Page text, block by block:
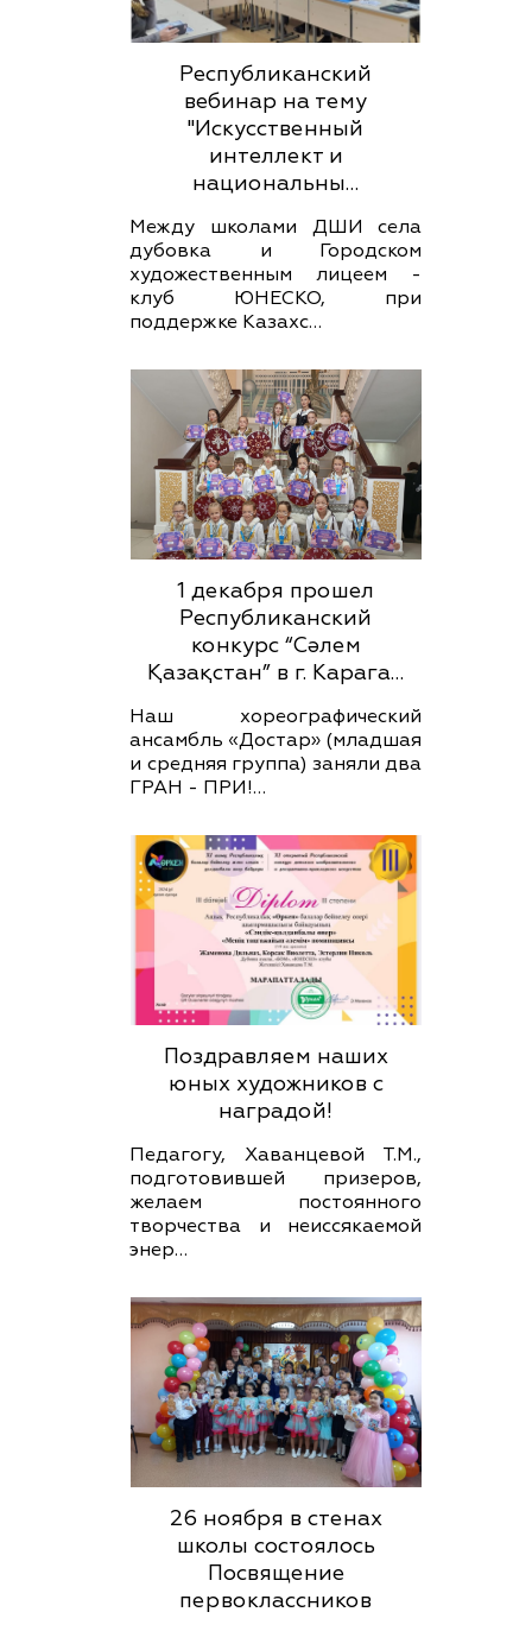
Республиканский
вебинар на тему
"Искусственный
интеллект и
национальны…
Между школами ДШИ села
дубовка и Городском
художественным лицеем -
клуб ЮНЕСКО, при
поддержке Казахс…
1 декабря прошел
Республиканский
конкурс “Сәлем
Қазақстан” в г. Карага…
Наш хореографический
ансамбль «Достар» (младшая
и средняя группа) заняли два
ГРАН - ПРИ!…
Поздравляем наших
юных художников с
наградой!
Педагогу, Хаванцевой Т.М.,
подготовившей призеров,
желаем постоянного
творчества и неиссякаемой
энер…
26 ноября в стенах
школы состоялось
Посвящение
первоклассников